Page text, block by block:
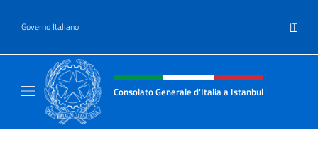
Governo Italiano IT
Intestazione sito, social e menù
Consolato Generale d'Italia a Istanbul